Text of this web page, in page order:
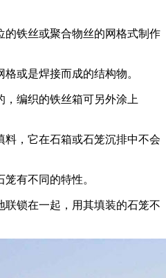
的铁丝或聚合物丝的网格式制作
或是焊接而成的结构物。
，编织的铁丝箱可另外涂上
料，它在石箱或石笼沉排中不会
有不同的特性。
联锁在一起，用其填装的石笼不